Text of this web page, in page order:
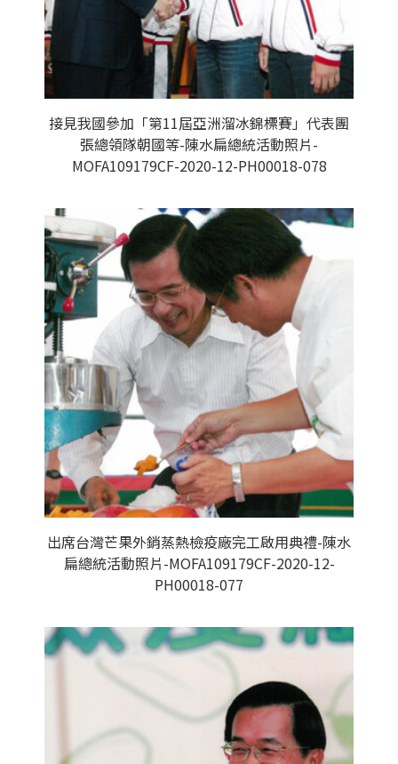
接見我國參加「第11屆亞洲溜冰錦標賽」代表團
張總領隊朝國等-陳水扁總統活動照片-
MOFA109179CF-2020-12-PH00018-078
出席台灣芒果外銷蒸熱檢疫廠完工啟用典禮-陳水
扁總統活動照片-MOFA109179CF-2020-12-
PH00018-077